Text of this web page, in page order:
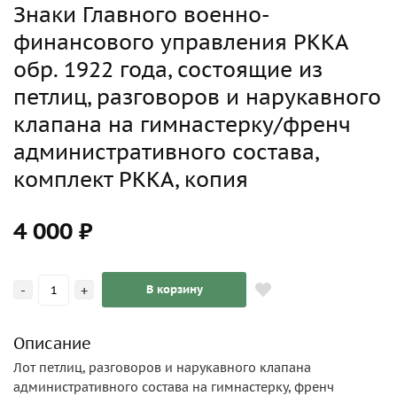
Знаки Главного военно-
финансового управления РККА
обр. 1922 года, состоящие из
петлиц, разговоров и нарукавного
клапана на гимнастерку/френч
административного состава,
комплект РККА, копия
4 000 ₽
- + В корзину
Описание
Лот петлиц, разговоров и нарукавного клапана
административного состава на гимнастерку, френч